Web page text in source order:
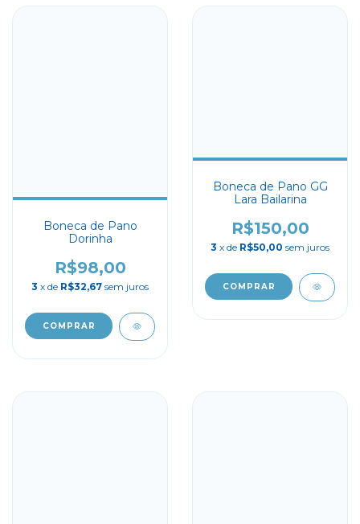
Boneca de Pano
Dorinha
R$98,00
3 x de R$32,67 sem juros
Boneca de Pano GG
Lara Bailarina
R$150,00
3 x de R$50,00 sem juros